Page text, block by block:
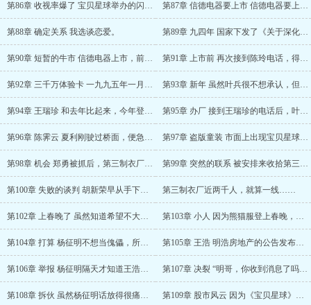
第86章 收视率爆了 宝贝星球举办的闪耀宝贝半…… 第87章 信德电器要上市 信德电器要上市的事，……
第88章 确定关系 我选谈恋爱。 第89章 九四年 国家下发了《关于深化城镇住房……
第90章 短暂的牛市 信德电器上市，前面的流程…… 第91章 上市前 再次接到陈玲电话，得知恢复新……
第92章 三千万体验卡 一九九五年一月六号，星…… 第93章 新年 虽然叶兵很不想承认，但杨征明确……
第94章 王瑞珍 和去年比起来，今年登门拜年的…… 第95章 办厂 接到王瑞珍的电话后，叶薇跟她约……
第96章 陈霁云 夏利刚驶过桥面，便急刹停住，…… 第97章 盗版童装 市面上出现宝贝星球盗版童装……
第98章 机会 郑勇被抓后，第三制衣厂很快乱了…… 第99章 突然的联系 被安排来收拾第三制衣厂烂……
第100章 失败的谈判 胡新荣早从手下人口中，得…… 第三制衣厂近两千人，就算一线……
第102章 上春晚了 虽然知道希望不大，但叶薇还…… 第103章 小人 因为熊猫服登上春晚，这一年宝贝……
第104章 打算 杨征明不想当傀儡，所以想明白后…… 第105章 王浩 明浩房地产的公告发布后，形势和……
第106章 举报 杨征明隔天才知道王浩去见了周海…… 第107章 决裂 “明哥，你收到消息了吗？今天我……
第108章 拆伙 虽然杨征明话放得很痛快，但真想…… 第109章 股市风云 因为《宝贝星球》收视率不错……